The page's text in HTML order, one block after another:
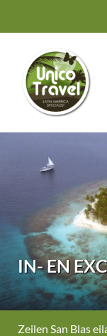
inhoud
IN- EN
Zeilen San Blas